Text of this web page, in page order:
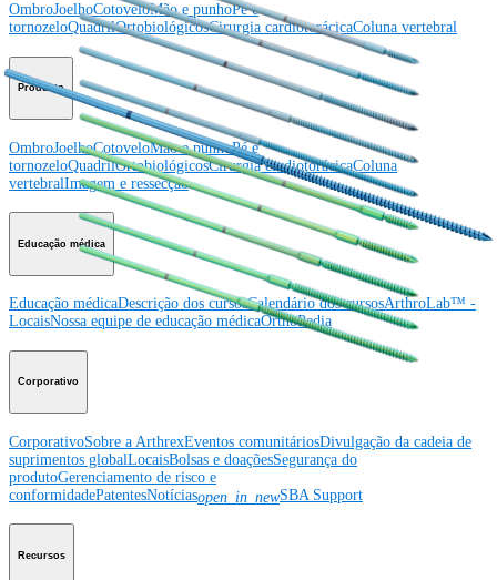
OmbroJoelhoCotoveloMão e punhoPé e
tornozeloQuadrilOrtobiológicosCirurgia cardiotorácicaColuna vertebral
Producto
OmbroJoelhoCotoveloMão e punhoPé e
tornozeloQuadrilOrtobiológicosCirurgia cardiotorácicaColuna
vertebralImagem e ressecção
Educação médica
Educação médicaDescrição dos cursosCalendário dos cursosArthroLab™ -
LocaisNossa equipe de educação médicaOrthoPedia
Corporativo
CorporativoSobre a ArthrexEventos comunitáriosDivulgação da cadeia de
suprimentos globalLocaisBolsas e doaçõesSegurança do
produtoGerenciamento de risco e
conformidadePatentesNotíciasopen_in_newSBA Support
Recursos